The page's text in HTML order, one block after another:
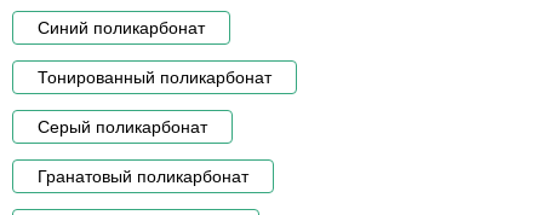
Синий поликарбонат
Тонированный поликарбонат
Серый поликарбонат
Гранатовый поликарбонат